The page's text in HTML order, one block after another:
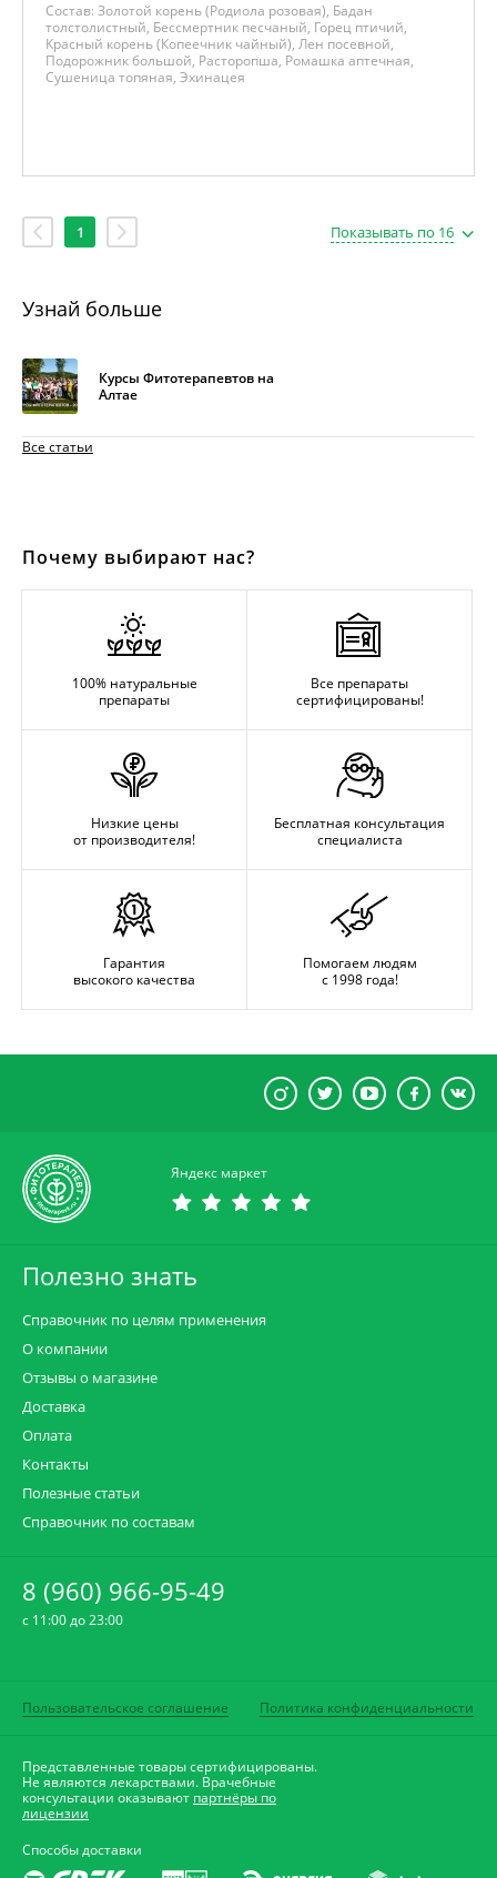
Состав: Золотой корень (Родиола розовая), Бадан
толстолистный, Бессмертник песчаный, Горец птичий,
Красный корень (Копеечник чайный), Лен посевной,
Подорожник большой, Расторопша, Ромашка аптечная,
Сушеница топяная, Эхинацея
1 Показывать по 16
Узнай больше
Курсы Фитотерапевтов на
Алтае
Все статьи
Почему выбирают нас?
100% натуральные
препараты
Все препараты
сертифицированы!
Низкие цены
от производителя!
Бесплатная консультация
специалиста
Гарантия
высокого качества
Помогаем людям
с 1998 года!
Яндекс маркет
Полезно знать
Справочник по целям применения
О компании
Отзывы о магазине
Доставка
Оплата
Контакты
Полезные статьи
Справочник по составам
8 (960) 966-95-49
c 11:00 до 23:00
Пользовательское соглашение Политика конфиденциальности
Представленные товары сертифицированы.
Не являются лекарствами. Врачебные
консультации оказывают партнёры по
лицензии
Способы доставки